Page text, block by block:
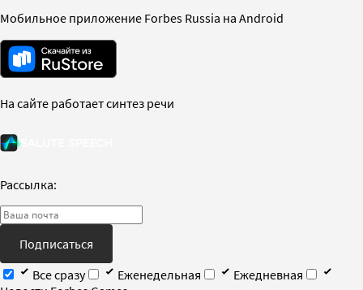
Мобильное приложение Forbes Russia на Android
На сайте работает синтез речи
Рассылка:
Подписаться
Все сразу
Еженедельная
Ежедневная